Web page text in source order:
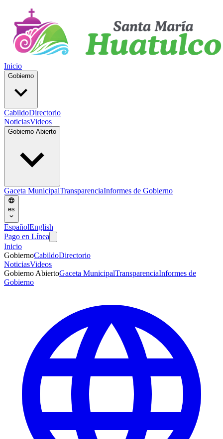
Inicio
Gobierno
CabildoDirectorio
NoticiasVideos
Gobierno Abierto
Gaceta MunicipalTransparenciaInformes de Gobierno
es
EspañolEnglish
Pago en Línea
Inicio
GobiernoCabildoDirectorio
NoticiasVideos
Gobierno AbiertoGaceta MunicipalTransparenciaInformes de
Gobierno